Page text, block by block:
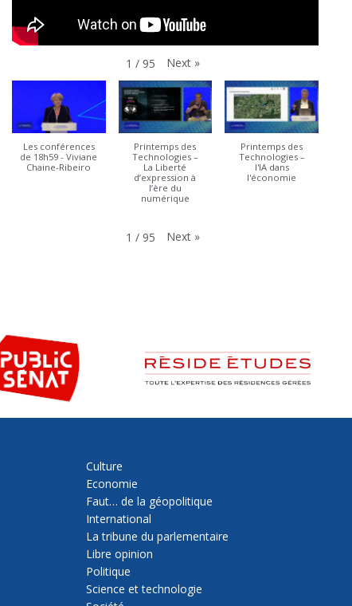
1 / 95 Next »
Les conférences
de 18h59 - Viviane
Chaine-Ribeiro
Printemps des
Technologies –
La Liberté
d’expression à
l’ère du
numérique
Printemps des
Technologies –
l'IA dans
l'économie
1 / 95 Next »
Culture
Economie
Faut… de la géopolitique
International
La tribune du parlementaire
Libre opinion
Politique
Science et technologie